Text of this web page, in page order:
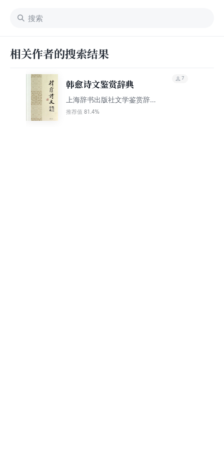
相关作者的搜索结果
韩愈诗文鉴赏辞典
上海辞书出版社文学鉴赏辞
典编纂中心编著
推荐值 81.4%
7